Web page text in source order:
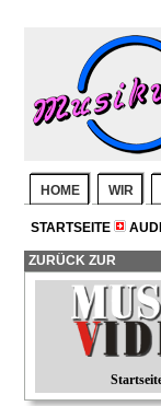
HOME WIR
STARTSEITE
ZURÜCK ZUR